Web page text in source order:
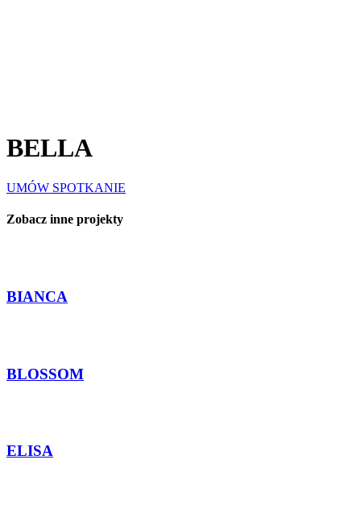
BELLA
UMÓW SPOTKANIE
Zobacz inne projekty
BIANCA
BLOSSOM
ELISA